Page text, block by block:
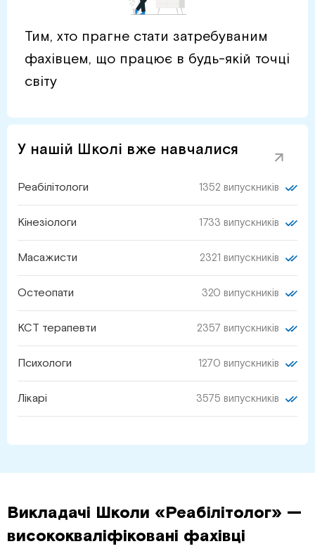
Тим, хто прагне стати затребуваним
фахівцем, що працює в будь-якій точці
світу
У нашій Школі вже навчалися
Реабілітологи 1352 випускників
Кінезіологи 1733 випускників
Масажисти 2321 випускників
Остеопати 320 випускників
КСТ терапевти 2357 випускників
Психологи 1270 випускників
Лікарі 3575 випускників
Викладачі Школи «Реабілітолог» —
висококваліфіковані фахівці